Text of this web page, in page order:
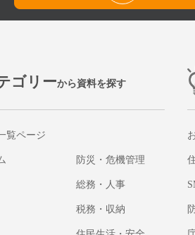
ゴリーから資料を探す
覧ページ
防災・危機管理
総務・人事
税務・収納